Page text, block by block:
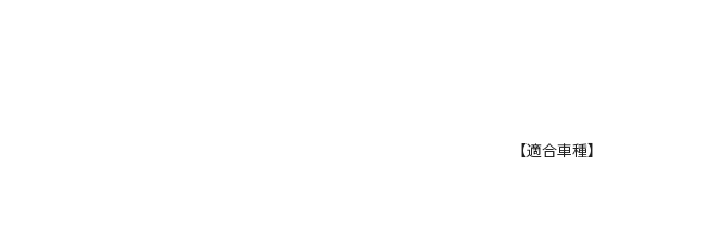
【適合車種】